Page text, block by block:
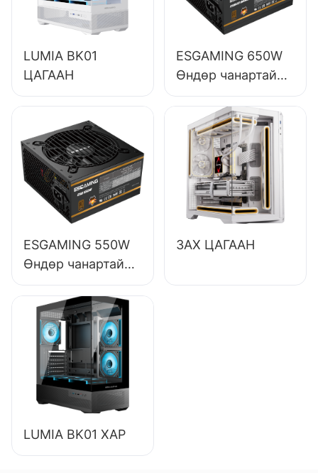
LUMIA BK01
ЦАГААН
ESGAMING 650W
Өндөр чанартай
85% үр ашигтай
бүрэн модуль 80+
хүрэл ширээний
компьютерын
цахилгаан
хангамж ESB650W
ESGAMING 550W
Өндөр чанартай
85% үр ашигтай
80+ хүрэл
ширээний
компьютерын
цахилгаан
хангамж ESB550W
ЗАХ ЦАГААН
LUMIA BK01 ХАР